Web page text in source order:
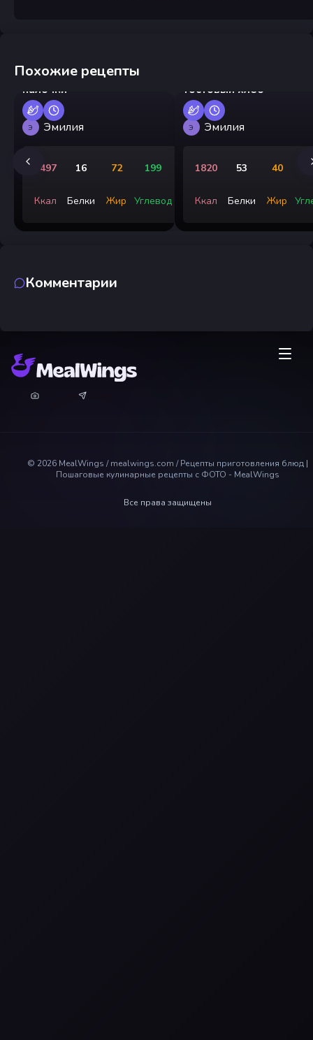
Похожие рецепты
Домашние кукурузные
палочки
Э Эмилия
1497
Ккал
16
Белки
72
Жир
199
Углевод
тостовый хлеб
Э Эмилия
1820
Ккал
53
Белки
40
Жир
Комментарии
© 2026 MealWings / mealwings.com /Рецепты приготовления блюд |
Пошаговые кулинарные рецепты с ФОТО - MealWings
Все права защищены